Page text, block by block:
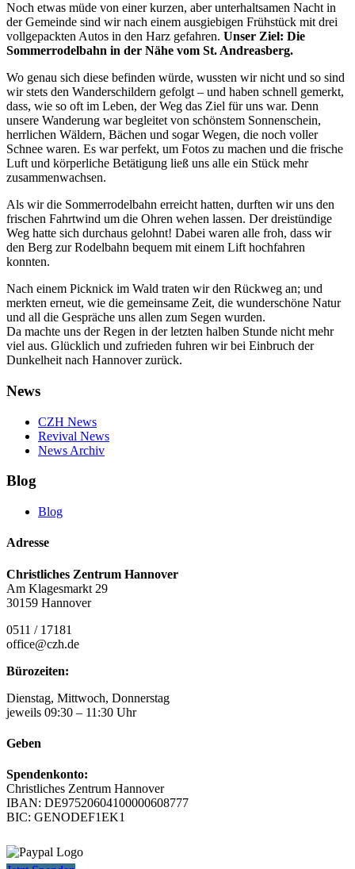
Noch etwas müde von einer kurzen, aber unterhaltsamen Nacht in
der Gemeinde sind wir nach einem ausgiebigen Frühstück mit drei
vollgepackten Autos in den Harz gefahren. Unser Ziel: Die
Sommerrodelbahn in der Nähe vom St. Andreasberg.
Wo genau sich diese befinden würde, wussten wir nicht und so sind
wir stets den Wanderschildern gefolgt – und haben schnell gemerkt,
dass, wie so oft im Leben, der Weg das Ziel für uns war. Denn
unsere Wanderung war begleitet von schönstem Sonnenschein,
herrlichen Wäldern, Bächen und sogar Wegen, die noch voller
Schnee waren. Es war perfekt, um Fotos zu machen und die frische
Luft und körperliche Betätigung ließ uns alle ein Stück mehr
zusammenwachsen.
Als wir die Sommerrodelbahn erreicht hatten, durften wir uns den
frischen Fahrtwind um die Ohren wehen lassen. Der dreistündige
Weg hatte sich durchaus gelohnt! Dabei waren alle froh, dass wir
den Berg zur Rodelbahn bequem mit einem Lift hochfahren
konnten.
Nach einem Picknick im Wald traten wir den Rückweg an; und
merkten erneut, wie die gemeinsame Zeit, die wunderschöne Natur
und all die Gespräche uns allen zum Segen wurden.
Da machte uns der Regen in der letzten halben Stunde nicht mehr
viel aus. Glücklich und zufrieden fuhren wir bei Einbruch der
Dunkelheit nach Hannover zurück.
News
CZH News
Revival News
News Archiv
Blog
Blog
Adresse
Christliches Zentrum Hannover
Am Klagesmarkt 29
30159 Hannover
0511 / 17181
office@czh.de
Bürozeiten:
Dienstag, Mittwoch, Donnerstag
jeweils 09:30 – 11:30 Uhr
Geben
Spendenkonto:
Christliches Zentrum Hannover
IBAN: DE97520604100000608777
BIC: GENODEF1EK1